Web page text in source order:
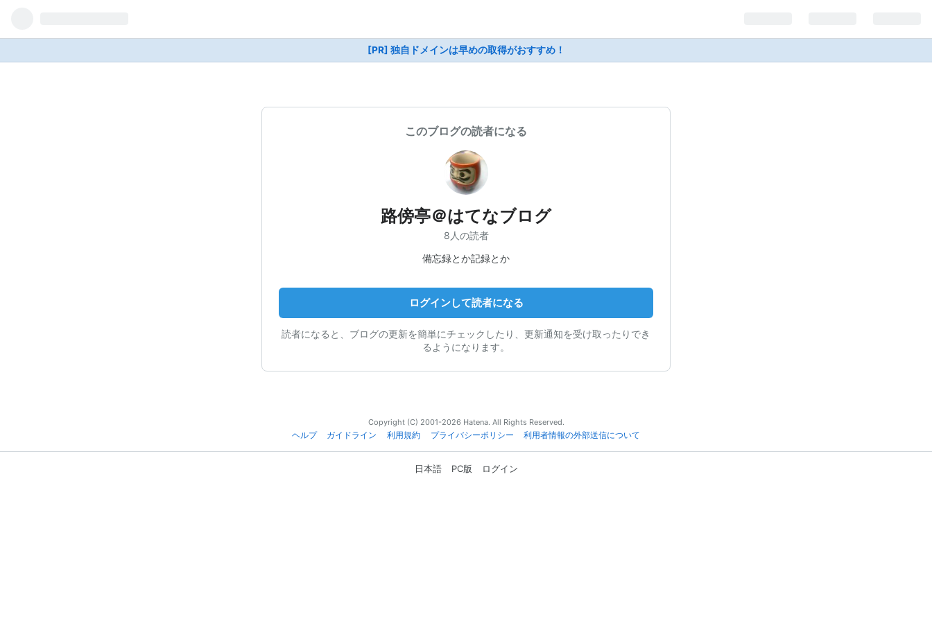
[PR] 独自ドメインは早めの取得がおすすめ！
このブログの読者になる
路傍亭＠はてなブログ
8人の読者
備忘録とか記録とか
ログインして読者になる
読者になると、ブログの更新を簡単にチェックしたり、更新通知を受け取ったりでき
るようになります。
Copyright (C) 2001-2026 Hatena. All Rights Reserved.
ヘルプ
ガイドライン 利用規約 プライバシーポリシー 利用者情報の外部送信について
日本語 PC版 ログイン